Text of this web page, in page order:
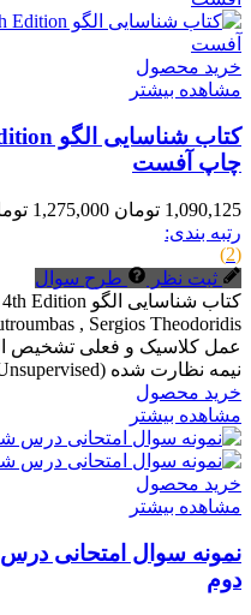
خرید محصول
مشاهده بیشتر
چاپ آفست
1,090,125 تومان
1,275,000 تومان
رتبه بندی:
(2)
ثبت نظر
طرح سوال
عمل کلاسیک و فعلی تشخیص
نیمه نظارت شده (Supervised, Unsupervised و...
خرید محصول
مشاهده بیشتر
خرید محصول
مشاهده بیشتر
نمونه سوال امتحانی
دوم